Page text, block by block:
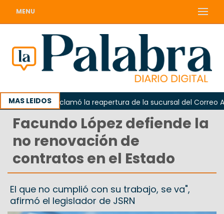
MENU
MAS LEIDOS
Odarda reclamó la reapertura de la sucursal del Correo
Facundo López defiende la
no renovación de
contratos en el Estado
El que no cumplió con su trabajo, se va",
afirmó el legislador de JSRN